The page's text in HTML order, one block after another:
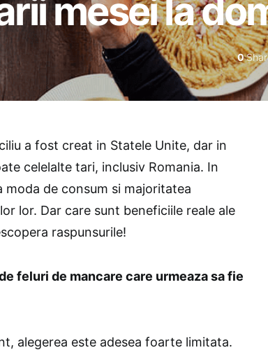
mesei la
0
a fost creat in Statele Unite, dar in
celelalte tari, inclusiv Romania. In
de consum si majoritatea
lor. Dar care sunt beneficiile reale ale
raspunsurile!
feluri de mancare care urmeaza sa fie
alegerea este adesea foarte limitata.